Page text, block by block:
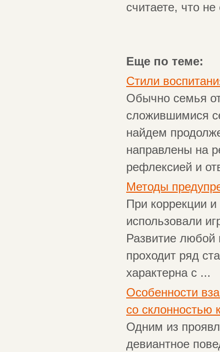
считаете, что
Еще по теме:
Стили
Обычно семья
сложившимися
найдем
направлены на
рефлексией и
Методы
При коррекции
использовали
Развитие любой
проходит ряд
характерна с ...
Особенности
со склонностью
Одним из
девиантное